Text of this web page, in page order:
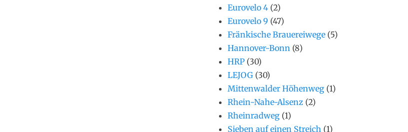
Eurovelo 4 (2)
Eurovelo 9 (47)
Fränkische Brauereiwege (5)
Hannover-Bonn (8)
HRP (30)
LEJOG (30)
Mittenwalder Höhenweg (1)
Rhein-Nahe-Alsenz (2)
Rheinradweg (1)
Sieben auf einen Streich (1)